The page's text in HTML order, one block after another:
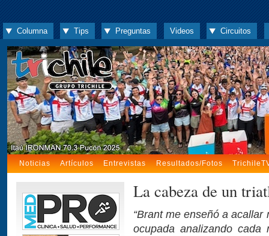
Columna Tips Preguntas Videos Circuitos
Noticias Artículos Entrevistas Resultados/Fotos
La cabeza de un
“Brant me enseñó a
ocupada analizando